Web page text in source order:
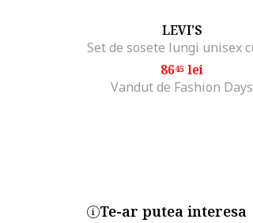
LEVI'S
8645 lei
Vandut de Fashion Days
Te-ar putea interesa